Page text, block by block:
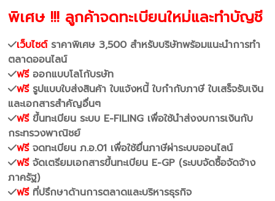
พิเศษ !!! ลูกค้าจดทะเบียนใหม่และทำบัญชี
เว็บไซต์ราคาพิเศษ 3,500 สำหรับบริษัทพร้อมแนะนำการทำ
ตลาดออนไลน์
ฟรีออกแบบโลโก้บรษัท
ฟรีรูปแบบใบส่งสินค้า ใบแจ้งหนี้ ใบกำกับภาษี ใบเสร็จรับเงิน
และเอกสารสำคัญอื่นๆ
ฟรีขึ้นทะเบียน ระบบ E-FILING เพื่อใช้นำส่งงบการเงินกับ
กระทรวงพาณิชย์
ฟรีจดทะเบียน ภ.อ.01 เพื่อใช้ยื่นภาษีผ่าระบบออนไลน์
ฟรีจัดเตรียมเอกสารขึ้นทะเบียน E-GP (ระบบจัดซื้อจัดจ้าง
ภาครัฐ)
ฟรีที่ปรึกษาด้านการตลาดและบริหารธุรกิจ